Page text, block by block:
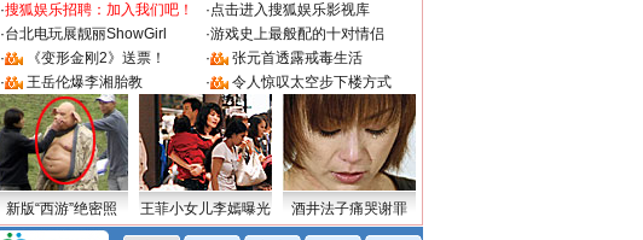
·搜狐娱乐招聘：加入我们吧！ ·点击进入搜狐娱乐影视库
·台北电玩展靓丽ShowGirl ·游戏史上最般配的十对情侣
·
《变形金刚2》送票！ ·
张元首透露戒毒生活
·
王岳伦爆李湘胎教 · 令人惊叹太空步下楼方式
新版“西游”绝密照 王菲小女儿李嫣曝光 酒井法子痛哭谢罪